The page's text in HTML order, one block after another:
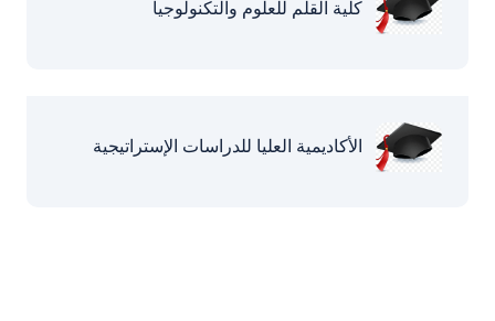
كلية القلم للعلوم والتكنولوجيا
الأكاديمية العليا للدراسات الإستراتيجية